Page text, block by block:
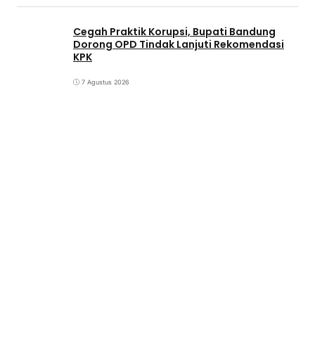
Cegah Praktik Korupsi, Bupati Bandung
Dorong OPD Tindak Lanjuti Rekomendasi
KPK
7 Agustus 2026